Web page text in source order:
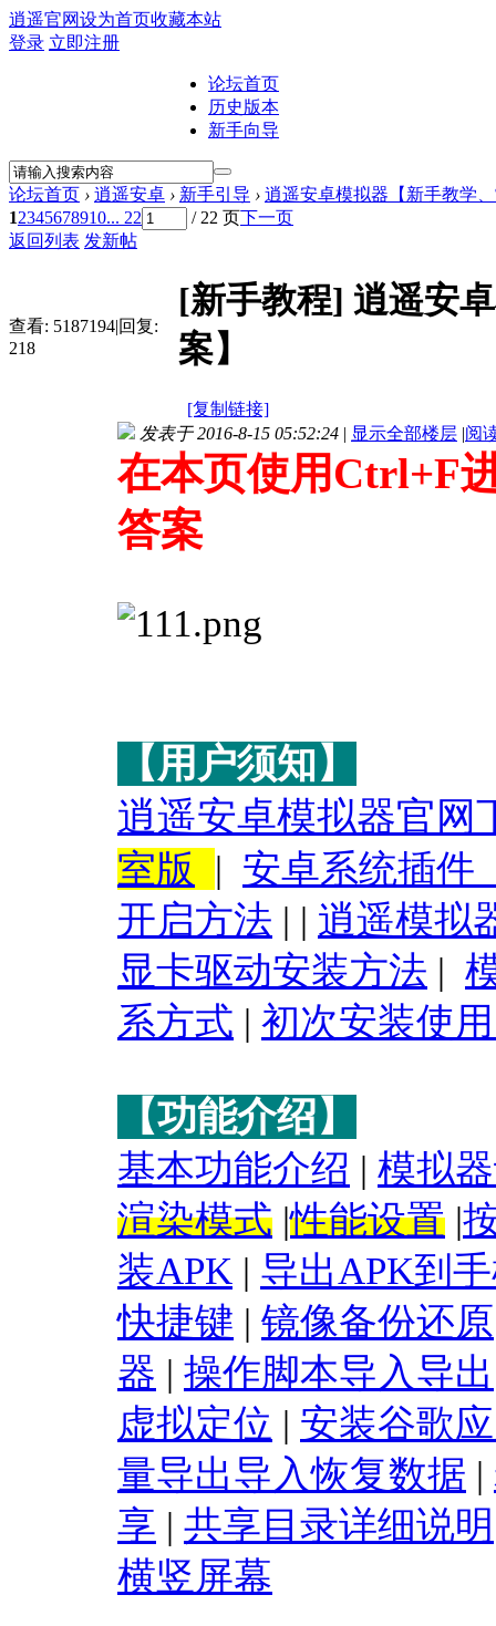
逍遥官网设为首页收藏本站
登录 立即注册
论坛首页
历史版本
新手向导
论坛首页 › 逍遥安卓 › 新手引导 › 逍遥安卓模拟器【新手教学
12345678910... 22 / 22 页下一页
返回列表 发新帖
查看: 5187194|回复:
218
[新手教程] 逍遥安
案】
[复制链接]
发表于 2016-8-15 05:52:24 | 显示全部楼层 |阅
在本页使用Ctrl+F
答案
【用户须知】
逍遥安卓模拟器官网
室版 | 安卓系统插件
开启方法 | | 逍遥模拟
显卡驱动安装方法 |
系方式 | 初次安装使
【功能介绍】
基本功能介绍 | 模拟
渲染模式 |性能设置 |
装APK | 导出APK到
快捷键 | 镜像备份还原
器 | 操作脚本导入导出
虚拟定位 | 安装谷歌
量导出导入恢复数据 |
享 | 共享目录详细说明
横竖屏幕